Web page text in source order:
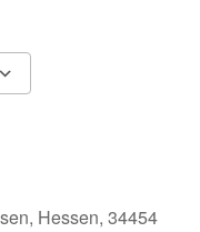
Hessen, 34454